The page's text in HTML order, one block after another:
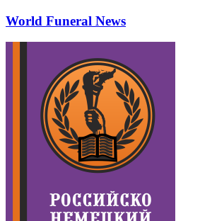
World Funeral News